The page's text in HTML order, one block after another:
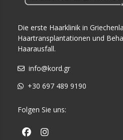
Die erste Haarklinik in
Haartransplantationen und
Haarausfall.
info@kord.gr
+30 697 489 9190
Folgen Sie uns: